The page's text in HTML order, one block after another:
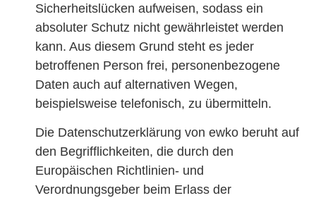
Sicherheitslücken aufweisen, sodass ein
absoluter Schutz nicht gewährleistet werden
kann. Aus diesem Grund steht es jeder
betroffenen Person frei, personenbezogene
Daten auch auf alternativen Wegen,
beispielsweise telefonisch, zu übermitteln.
Die Datenschutzerklärung von ewko beruht auf
den Begrifflichkeiten, die durch den
Europäischen Richtlinien- und
Verordnungsgeber beim Erlass der